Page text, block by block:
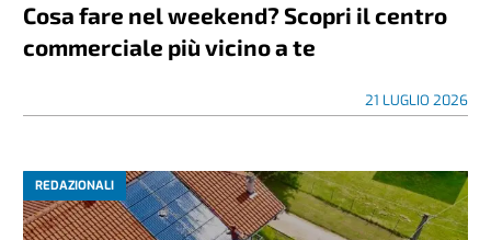
Cosa fare nel weekend? Scopri il centro
commerciale più vicino a te
21 LUGLIO 2026
REDAZIONALI